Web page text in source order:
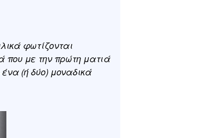
φωτίζονται
που με την πρώτη ματιά
(ή δύο) μοναδικά